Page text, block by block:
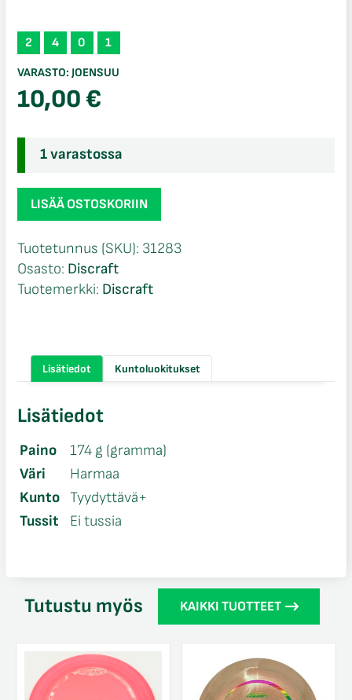
2 4 0 1
VARASTO: JOENSUU
10,00€
1 varastossa
Discraft
Rubber
Bro
D
Roach
määrä
LISÄÄ OSTOSKORIIN
Tuotetunnus (SKU): 31283
Osasto: Discraft
Tuotemerkki: Discraft
Lisätiedot Kuntoluokitukset
Lisätiedot
Paino
174 g (gramma)
Väri
Harmaa
Kunto
Tyydyttävä+
Tussit
Ei tussia
Tutustu myös KAIKKI TUOTTEET